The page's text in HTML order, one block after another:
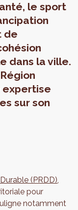
le sport
de
dans la ville.
expertise
sur son
(PRDD),
pour
notamment